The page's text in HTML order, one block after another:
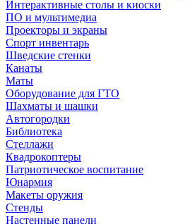
Интерактивные столы и киоски
ПО и мультимедиа
Проекторы и экраны
Спорт инвентарь
Шведские стенки
Канаты
Маты
Оборудование для ГТО
Шахматы и шашки
Автогородки
Библиотека
Стеллажи
Квадрокоптеры
Патриотическое воспитание
Юнармия
Макеты оружия
Стенды
Настенные панели